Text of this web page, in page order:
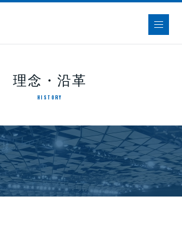
理念・沿革
HISTORY